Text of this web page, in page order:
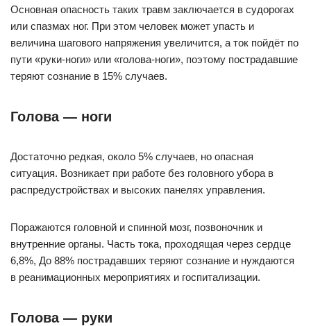
Основная опасность таких травм заключается в судорогах
или спазмах ног. При этом человек может упасть и
величина шагового напряжения увеличится, а ток пойдёт по
пути «руки-ноги» или «голова-ноги», поэтому пострадавшие
теряют сознание в 15% случаев.
Голова — ноги
Достаточно редкая, около 5% случаев, но опасная
ситуация. Возникает при работе без головного убора в
распредустройствах и высоких панелях управления.
Поражаются головной и спинной мозг, позвоночник и
внутренние органы. Часть тока, проходящая через сердце
6,8%, До 88% пострадавших теряют сознание и нуждаются
в реанимационных мероприятиях и госпитализации.
Голова — руки